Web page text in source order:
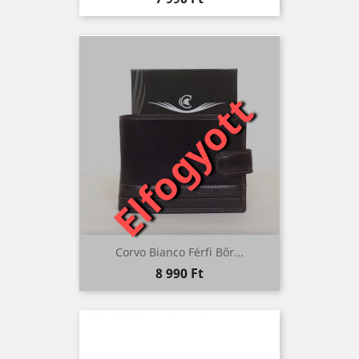
Elfogyott
Corvo Bianco Férfi Bőr...
Ár
8 990 Ft